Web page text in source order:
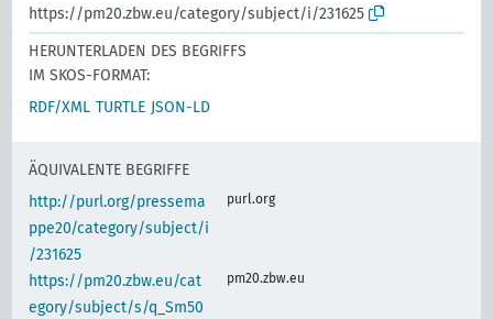
https://pm20.zbw.eu/category/subject/i/231625
HERUNTERLADEN DES BEGRIFFS
IM SKOS-FORMAT:
RDF/XML TURTLE JSON-LD
ÄQUIVALENTE BEGRIFFE
http://purl.org/pressema
ppe20/category/subject/i
/231625
purl.org
https://pm20.zbw.eu/cat
egory/subject/s/q_Sm50
pm20.zbw.eu